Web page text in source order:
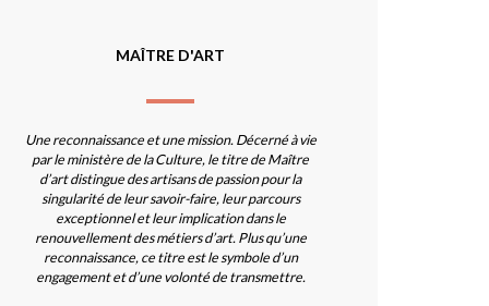
MAÎTRE D'ART
Une reconnaissance et une mission. Décerné à vie
par le ministère de la Culture, le titre de Maître
d’art distingue des artisans de passion pour la
singularité de leur savoir-faire, leur parcours
exceptionnel et leur implication dans le
renouvellement des métiers d’art. Plus qu’une
reconnaissance, ce titre est le symbole d’un
engagement et d’une volonté de transmettre.